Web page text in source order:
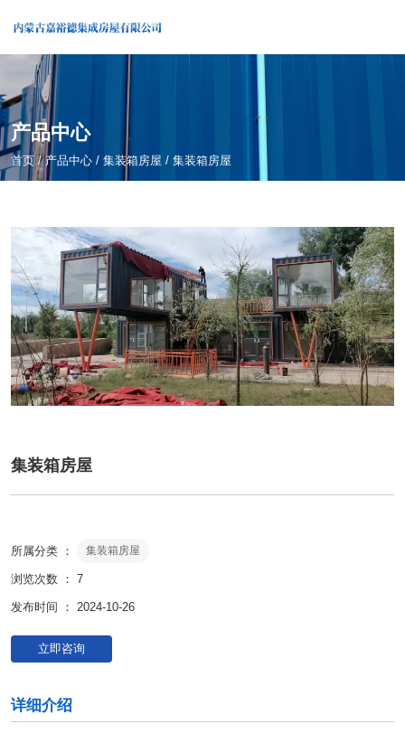
产品中心
首页/产品中心 / 集装箱房屋 / 集装箱房屋
集装箱房屋
所属分类 ： 集装箱房屋
浏览次数 ： 7
发布时间 ： 2024-10-26
立即咨询
详细介绍